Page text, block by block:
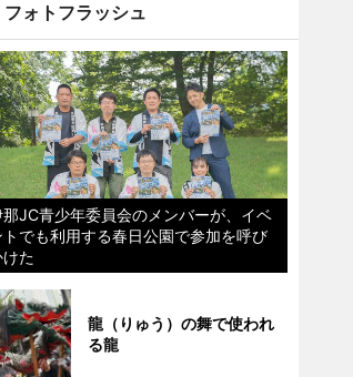
フォトフラッシュ
那JC青少年委員会のメンバーが、イベ
トでも利用する春日公園で参加を呼び
た
龍（りゅう）の舞で使われ
る龍